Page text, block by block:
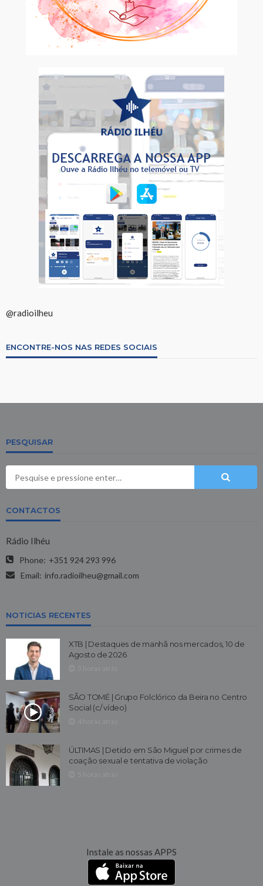
@radioilheu
ENCONTRE-NOS NAS REDES SOCIAIS
PESQUISAR
CONTACTOS
Rádio Ilhéu
Phone: +351 924 293 996
Email: info.radioilheu@gmail.com
NOTICIAS RECENTES
XTB | Destaques de manhã nos mercados, 10 de
Agosto de 2026
SÃO TOMÉ | Grupo Folclórico da Beira no Centro
Social (c/ vídeo)
ÚLTIMAS | Detido em São Miguel por crimes de
coação sexual e tentativa de violação
Instale as nossas APPS